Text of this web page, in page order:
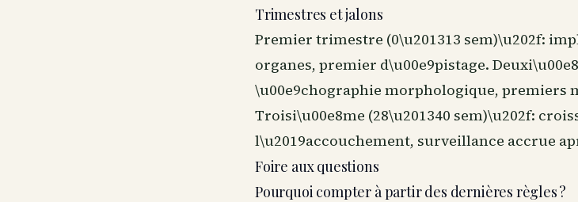
Trimestres et jalons
Premier trimestre (0\u201313 sem)\u202f:
organes, premier d\u00e9pistage.
\u00e9chographie morphologique, premiers
Troisi\u00e8me (28\u201340 sem)\u202f:
l\u2019accouchement, surveillance accrue
Foire aux questions
Pourquoi compter à partir des dernières règles ?